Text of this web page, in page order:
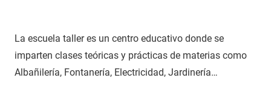
La escuela taller es un centro educativo donde se
imparten clases teóricas y prácticas de materias como
Albañilería, Fontanería, Electricidad, Jardinería…